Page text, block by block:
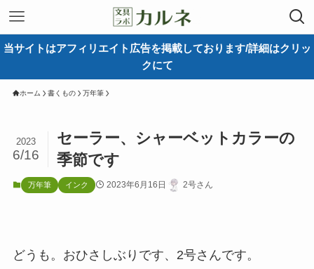
当サイトはアフィリエイト広告を掲載しております/詳細はクリッ
クにて
ホーム 書くもの 万年筆
セーラー、シャーベットカラーの
季節です
2023
6/16
万年筆 インク 2023年6月16日 2号さん
どうも。おひさしぶりです、2号さんです。